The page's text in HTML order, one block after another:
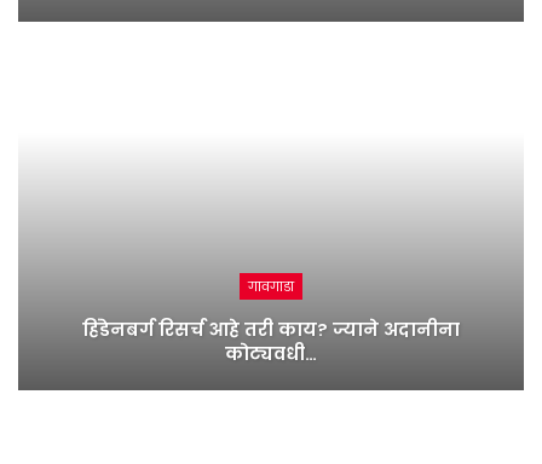
गावगाडा
हिंडेनबर्ग रिसर्च आहे तरी काय? ज्याने अदानीना
कोट्यवधी…